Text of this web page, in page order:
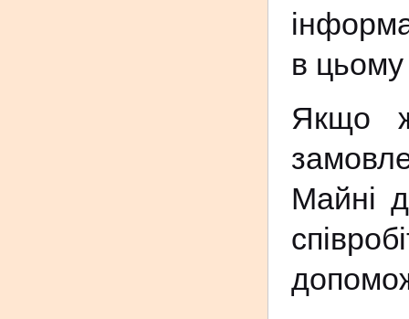
в цьому
Якщо
Майні